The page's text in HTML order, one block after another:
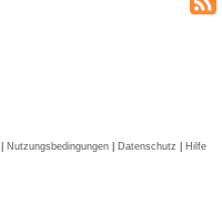
| Nutzungsbedingungen | Datenschutz | Hilfe